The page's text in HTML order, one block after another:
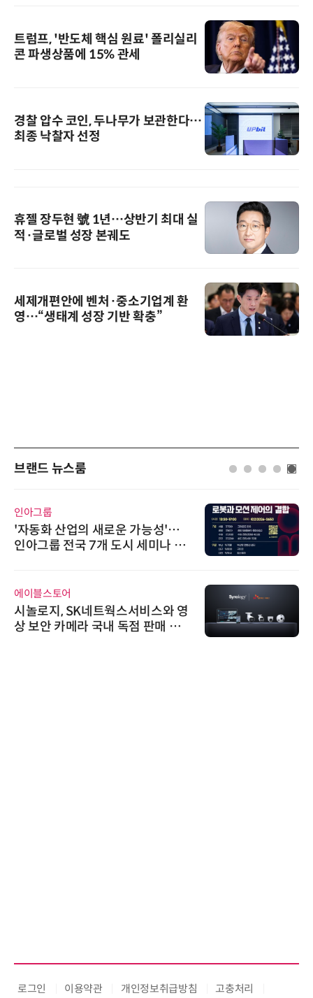
트럼프, '반도체 핵심 원료' 폴리실리
콘 파생상품에 15% 관세
경찰 압수 코인, 두나무가 보관한다…
최종 낙찰자 선정
휴젤 장두현 號 1년…상반기 최대 실
적·글로벌 성장 본궤도
세제개편안에 벤처·중소기업계 환
영…“생태계 성장 기반 확충”
브랜드 뉴스룸
인아그룹
'자동화 산업의 새로운 가능성'…
인아그룹 전국 7개 도시 세미나 페
에이블스토어
시놀로지, SK네트웍스서비스와 영
상 보안 카메라 국내 독점 판매 파
로그인 이용약관 개인정보취급방침 고충처리